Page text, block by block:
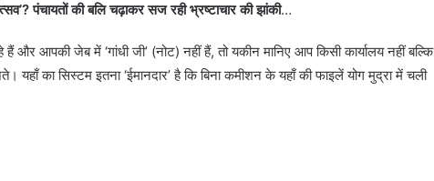
पंचायतों की बलि चढ़ाकर सज रही भ्रष्टाचार की झांकी…
आपकी जेब में ‘गांधी जी’ (नोट) नहीं हैं, तो यकीन मानिए आप किसी कार्यालय नहीं बल्कि
यहाँ का सिस्टम इतना ‘ईमानदार’ है कि बिना कमीशन के यहाँ की फाइलें योग मुद्रा में चली